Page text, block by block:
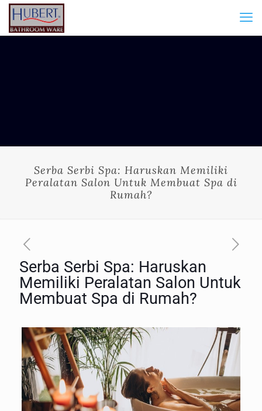
Serba Serbi Spa: Haruskan Memiliki
Peralatan Salon Untuk Membuat Spa di
Rumah?
Serba Serbi Spa: Haruskan
Memiliki Peralatan Salon Untuk
Membuat Spa di Rumah?